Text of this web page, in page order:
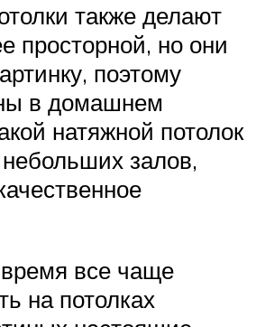
также делают
просторной, но они
поэтому
в домашнем
натяжной потолок
залов,
все чаще
на потолках